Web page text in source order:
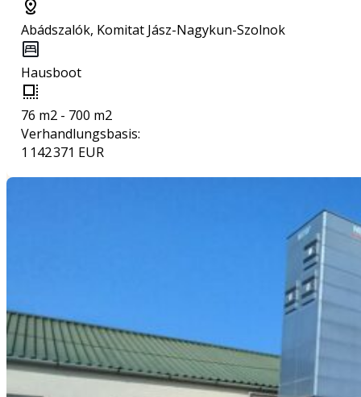
Abádszalók, Komitat Jász-Nagykun-Szolnok
Hausboot
76 m2 - 700 m2
Verhandlungsbasis:
1 142 371 EUR